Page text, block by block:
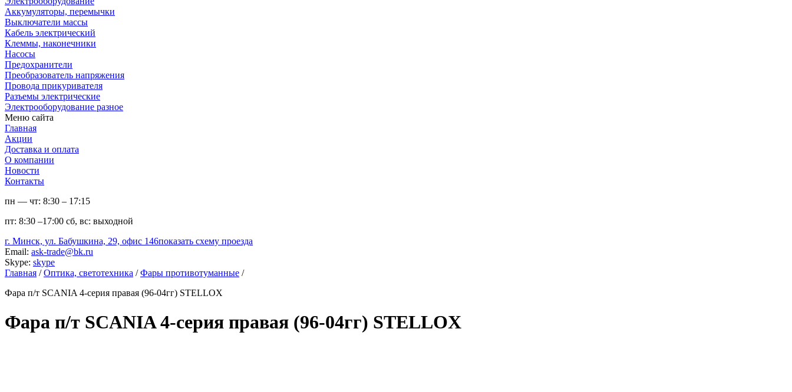
Аккумуляторы, перемычки
Выключатели массы
Кабель электрический
Клеммы, наконечники
Насосы
Предохранители
Преобразователь напряжения
Провода прикуривателя
Разъемы электрические
Электрооборудование разное
Меню сайта
Главная
Акции
Доставка и оплата
О компании
Новости
Контакты
пн — чт: 8:30 – 17:15
пт: 8:30 –17:00 сб, вс: выходной
г. Минск, ул. Бабушкина, 29, офис 146показать схему проезда
Email: ask-trade@bk.ru
Skype: skype
Главная / Оптика, светотехника / Фары противотуманные /
Фара п/т SCANIA 4-серия правая (96-04гг) STELLOX
Фара п/т SCANIA 4-серия правая (96-04гг) STELLOX